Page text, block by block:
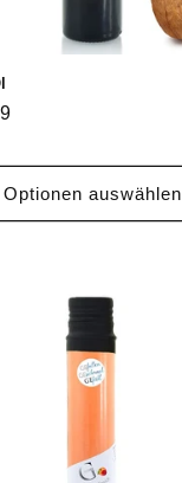
Optionen auswählen